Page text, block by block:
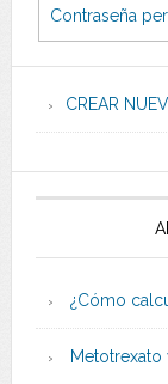
Contraseña
CREAR
¿Cómo